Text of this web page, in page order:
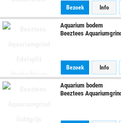
Bezoek Info
Aquarium bodem
Beeztees
Bezoek Info
Aquarium bodem
Beeztees